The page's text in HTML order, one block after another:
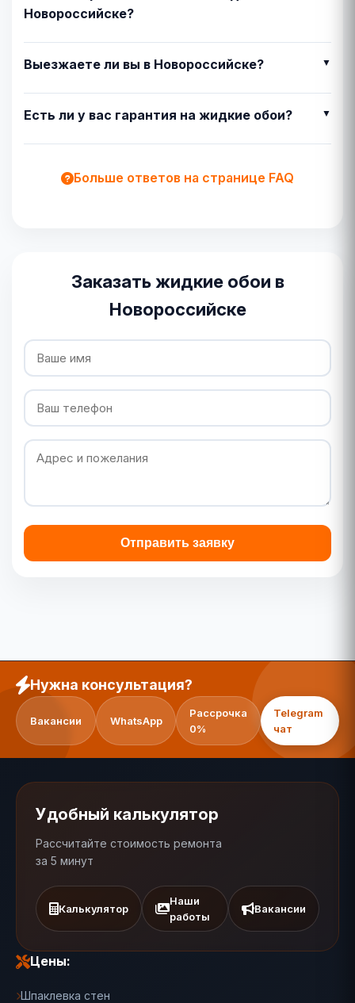
Новороссийске?
Выезжаете ли вы в Новороссийске?
Есть ли у вас гарантия на жидкие обои?
Больше ответов на странице FAQ
Заказать жидкие обои в
Новороссийске
Отправить заявку
Нужна консультация?
Вакансии WhatsApp
Рассрочка
0%
Telegram
чат
Удобный калькулятор
Рассчитайте стоимость ремонта
за 5 минут
Калькулятор
Наши
работы
Вакансии
Цены:
Шпаклевка стен